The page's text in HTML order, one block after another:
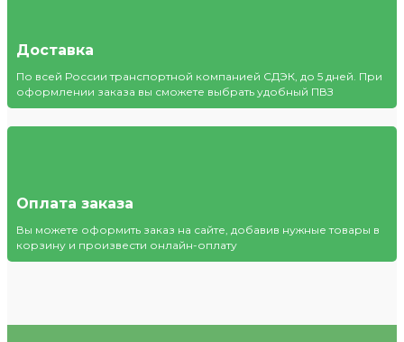
Доставка
По всей России транспортной компанией СДЭК, до 5 дней. При
оформлении заказа вы сможете выбрать удобный ПВЗ
Оплата заказа
Вы можете оформить заказ на сайте, добавив нужные товары в
корзину и произвести онлайн-оплату